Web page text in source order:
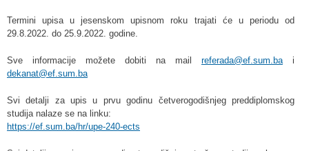
Termini upisa u jesenskom upisnom roku trajati će u periodu od
29.8.2022. do 25.9.2022. godine.
Sve informacije možete dobiti na mail referada@ef.sum.bai
dekanat@ef.sum.ba
Svi detalji za upis u prvu godinu četverogodišnjeg preddiplomskog
studija nalaze se na linku:
https://ef.sum.ba/hr/upe-240-ects